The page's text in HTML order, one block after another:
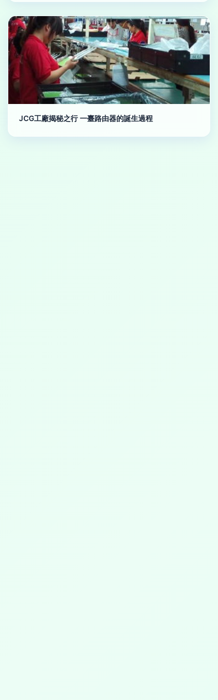
JCG工廠揭秘之行 一臺路由器的誕生過程